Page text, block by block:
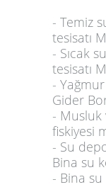
- Temiz
tesisatı
- Sıcak
tesisatı
-
Gider
- Musluk
fiskiyesi
- Su
Bina su
- Bina